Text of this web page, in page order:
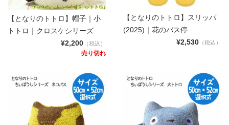
【となりのトトロ】帽子｜小
トトロ｜クロスケシリーズ
¥2,200 （税込）
売り切れ
【となりのトトロ】スリッパ
(2025)｜花のバス停
¥2,530（税込）